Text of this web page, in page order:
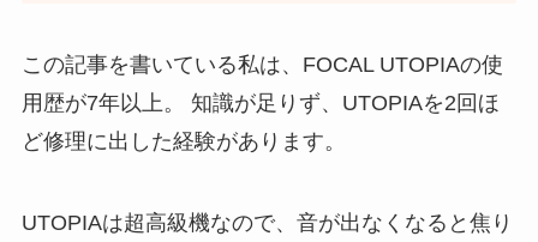
この記事を書いている私は、FOCAL UTOPIAの使
用歴が7年以上。 知識が足りず、UTOPIAを2回ほ
ど修理に出した経験があります。
UTOPIAは超高級機なので、音が出なくなると焦り